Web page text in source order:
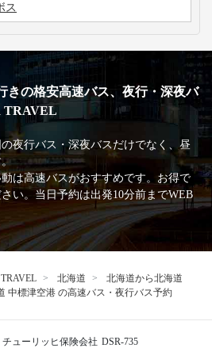
ス
きの格安高速バス、夜行・深夜バ
TRAVEL
夜行バス・深夜バスだけでなく、昼
は高速バスがおすすめです。お得で
い。当日予約は出発10分前までWEB
北海道
北海道から北海道
中標津空港 の高速バス・夜行バス予約
チューリッヒ保険会社 DSR-735